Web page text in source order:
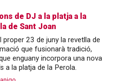
de DJ a la platja a la
de Sant Joan
23 de juny la revetlla de
que fusionarà tradició,
enguany incorpora una nova
a la platja de la Perola.